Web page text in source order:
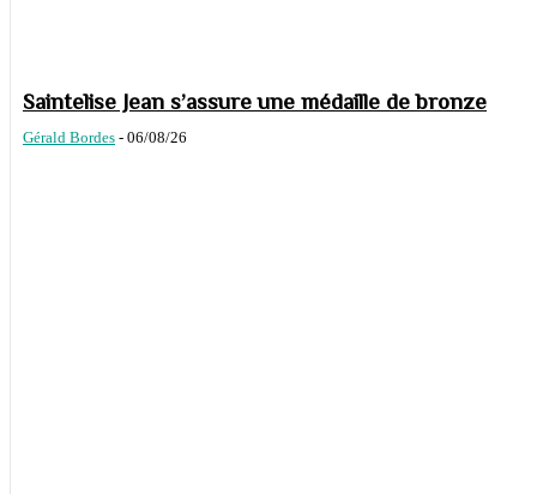
Saintelise Jean s’assure une médaille de bronze
Gérald Bordes - 06/08/26